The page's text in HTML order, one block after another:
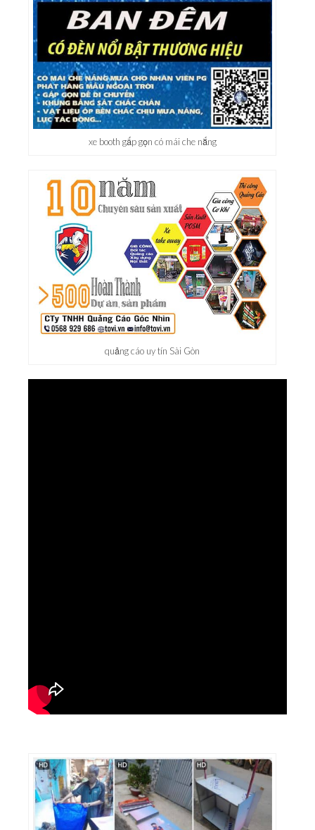
xe booth gấp gọn có mái che nắng
quảng cáo uy tín Sài Gòn